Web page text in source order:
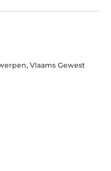
Vlaams Gewest